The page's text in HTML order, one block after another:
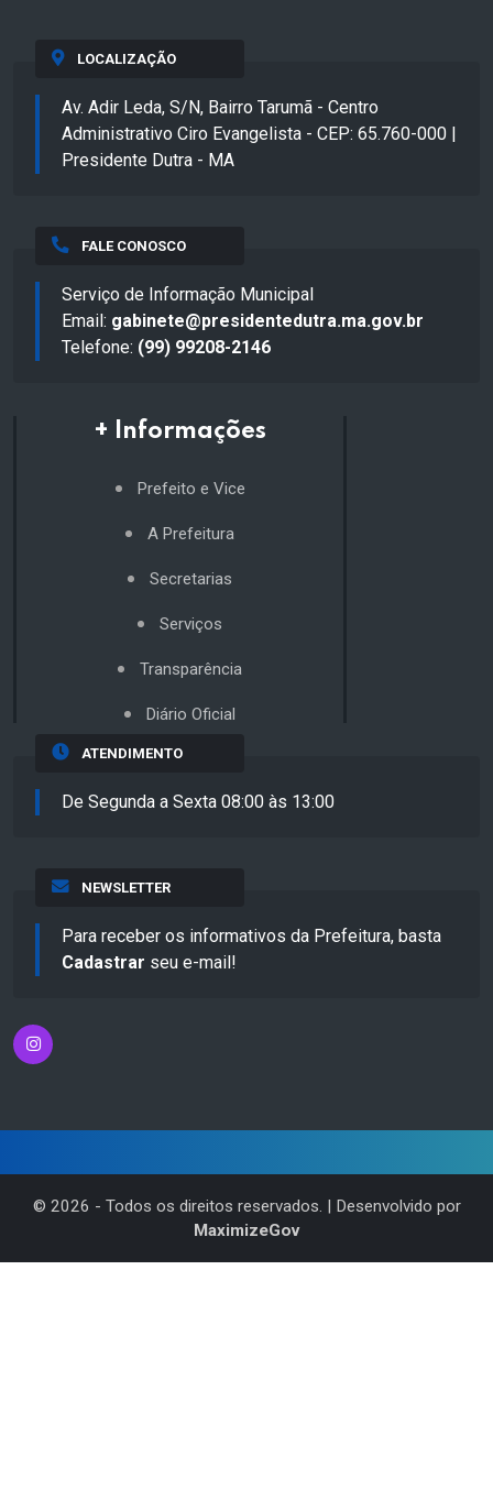
LOCALIZAÇÃO
Av. Adir Leda, S/N, Bairro Tarumã - Centro
Administrativo Ciro Evangelista - CEP: 65.760-000 |
Presidente Dutra - MA
FALE CONOSCO
Serviço de Informação Municipal
Email: gabinete@presidentedutra.ma.gov.br
Telefone: (99) 99208-2146
+ Informações
Prefeito e Vice
A Prefeitura
Secretarias
Serviços
Transparência
Diário Oficial
ATENDIMENTO
De Segunda a Sexta 08:00 às 13:00
NEWSLETTER
Para receber os informativos da Prefeitura, basta
Cadastrar seu e-mail!
© 2026 - Todos os direitos reservados. | Desenvolvido por
MaximizeGov